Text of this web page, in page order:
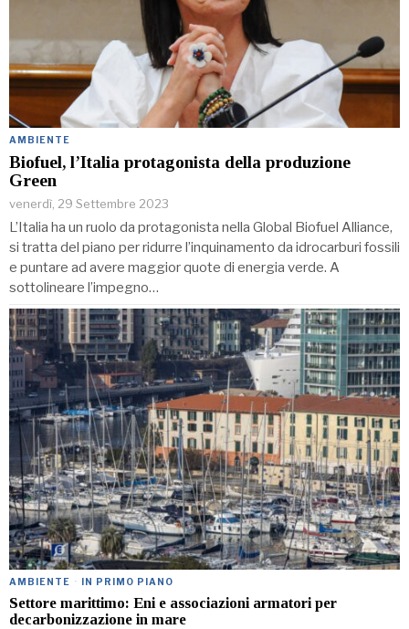
AMBIENTE
Biofuel, l’Italia protagonista della produzione
Green
venerdì, 29 Settembre 2023
L’Italia ha un ruolo da protagonista nella Global Biofuel Alliance,
si tratta del piano per ridurre l’inquinamento da idrocarburi fossili
e puntare ad avere maggior quote di energia verde. A
sottolineare l’impegno…
AMBIENTE · IN PRIMO PIANO
Settore marittimo: Eni e associazioni armatori per
decarbonizzazione in mare